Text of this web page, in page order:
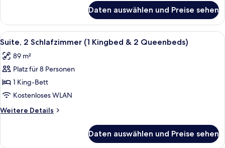
2 Schlafzimmer
(2
Kingbeds,
Daten auswählen und Preise sehen
Alle
Fotos
für
Suite,
2 Schlafzimmer
(1
Kingbed
&
Queenbeds)
Zimmersafe, Schreibtisch,
12
Suite, 2 Schlafzimmer (1 Kingbed & 2 Queenbeds)
89 m²
Platz für 8 Personen
1 King-Bett
Kostenloses WLAN
Weitere Details
Weitere
2 Schlafzimmer
Daten auswählen und Preise sehen